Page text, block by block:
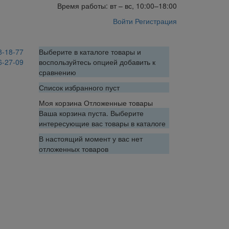
Время работы: вт – вс, 10:00–18:00
Войти Регистрация
18-77
27-09
Выберите в каталоге товары и
воспользуйтесь опцией добавить к
сравнению
Список избранного пуст
Моя корзина Отложенные товары
Ваша корзина пуста. Выберите
интересующие вас товары в каталоге
В настоящий момент у вас нет
отложенных товаров